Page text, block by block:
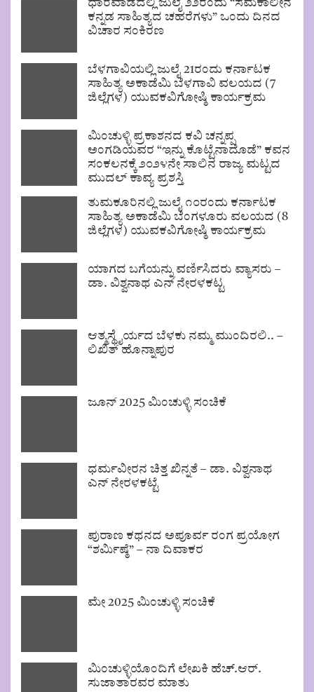
ಧಾರವಾಡದಲ್ಲಿ ಜುಲೈ ೨೨ರಂದು “ಸಮಕಾಲೀನ
ಕನ್ನಡ ಸಾಹಿತ್ಯದ ಚಹರೆಗಳು” ಒಂದು ದಿನದ
ವಿಚಾರ ಸಂಕಿರಣ
ಬೆಳಗಾವಿಯಲ್ಲಿ ಜುಲೈ 21ರಂದು ಕರ್ನಾಟಕ
ಸಾಹಿತ್ಯ ಅಕಾಡೆಮಿ ಬೆಳಗಾವಿ ವಲಯದ (7
ಜಿಲ್ಲೆಗಳ) ಯುವಕವಿಗೋಷ್ಠಿ ಕಾರ್ಯಕ್ರಮ
ಮಿಂಚುಳ್ಳಿ ಪ್ರಕಾಶನದ ಕವಿ ಚನ್ನಪ್ಪ
ಅಂಗಡಿಯವರ “ಇನ್ನು ಕೊಟ್ಟೆನಾದೊಡೆ” ಕವನ
ಸಂಕಲನಕ್ಕೆ ೨೦೨೪ನೇ ಸಾಲಿನ ರಾಜ್ಯ ಮಟ್ಟದ
ಮುದಲ್ ಕಾವ್ಯ ಪ್ರಶಸ್ತಿ
ತುಮಕೂರಿನಲ್ಲಿ ಜುಲೈ ೧೦ರಂದು ಕರ್ನಾಟಕ
ಸಾಹಿತ್ಯ ಅಕಾಡೆಮಿ ಬೆಂಗಳೂರು ವಲಯದ (8
ಜಿಲ್ಲೆಗಳ) ಯುವಕವಿಗೋಷ್ಠಿ ಕಾರ್ಯಕ್ರಮ
ಯಾಗದ ಬಗೆಯನ್ನು ವರ್ಣಿಸಿದರು ವ್ಯಾಸರು –
ಡಾ. ವಿಶ್ವನಾಥ ಎನ್ ನೇರಳಕಟ್ಟ
ಆತ್ಮಸ್ಥೈರ್ಯದ ಬೆಳಕು ನಮ್ಮ ಮುಂದಿರಲಿ.. –
ಲಿಖಿತ್ ಹೊನ್ನಾಪುರ
ಜೂನ್ 2025 ಮಿಂಚುಳ್ಳಿ ಸಂಚಿಕೆ
ಧರ್ಮವೀರನ ಚಿತ್ತ ಖಿನ್ನತೆ – ಡಾ. ವಿಶ್ವನಾಥ
ಎನ್ ನೇರಳಕಟ್ಟೆ
ಪುರಾಣ ಕಥನದ ಅಪೂರ್ವ ರಂಗ ಪ್ರಯೋಗ
“ಶರ್ಮಿಷ್ಠೆ” – ನಾ ದಿವಾಕರ
ಮೇ 2025 ಮಿಂಚುಳ್ಳಿ ಸಂಚಿಕೆ
ಮಿಂಚುಳ್ಳಿಯೊಂದಿಗೆ ಲೇಖಕಿ ಹೆಚ್.ಆರ್.
ಸುಜಾತಾರವರ ಮಾತು